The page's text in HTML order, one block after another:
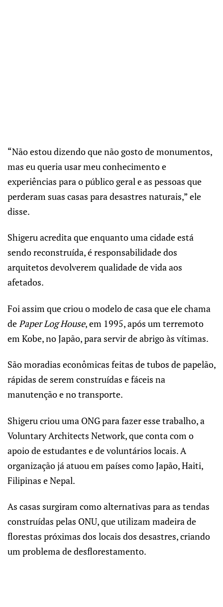
“Não estou dizendo que não gosto de monumentos,
mas eu queria usar meu conhecimento e
experiências para o público geral e as pessoas que
perderam suas casas para desastres naturais,” ele
disse.
Shigeru acredita que enquanto uma cidade está
sendo reconstruída, é responsabilidade dos
arquitetos devolverem qualidade de vida aos
afetados.
Foi assim que criou o modelo de casa que ele chama
de Paper Log House, em 1995, após um terremoto
em Kobe, no Japão, para servir de abrigo às vítimas.
São moradias econômicas feitas de tubos de papelão,
rápidas de serem construídas e fáceis na
manutenção e no transporte.
Shigeru criou uma ONG para fazer esse trabalho, a
Voluntary Architects Network, que conta com o
apoio de estudantes e de voluntários locais. A
organização já atuou em países como Japão, Haiti,
Filipinas e Nepal.
As casas surgiram como alternativas para as tendas
construídas pelas ONU, que utilizam madeira de
florestas próximas dos locais dos desastres, criando
um problema de desflorestamento.